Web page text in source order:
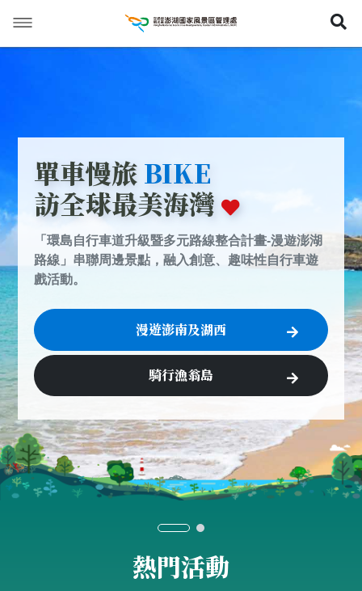
騎行漁翁島
旅遊資訊
交通資訊
領騎申請
影音資訊
單車慢旅BIKE
訪全球最美海灣
「環島自行車道升級暨多元路線整合計畫-漫遊澎湖
路線」串聯周邊景點，融入創意、趣味性自行車遊
戲活動。
漫遊澎南及湖西
騎行漁翁島
熱門活動